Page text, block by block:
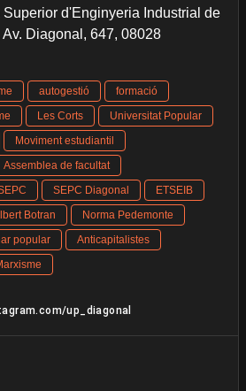
d'Enginyeria Industrial de
Diagonal, 647, 08028
autogestió
formació
Les Corts
Universitat Popular
Moviment estudiantil
Assemblea de facultat
SEPC Diagonal
ETSEIB
Botran
Norma Pedemonte
popular
Anticapitalistes
up_diagonal